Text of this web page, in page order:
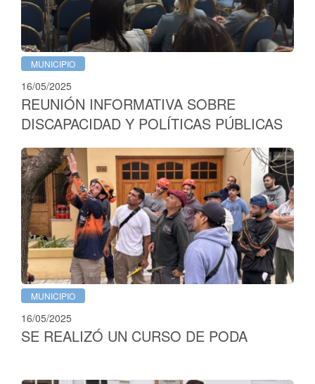
MUNICIPIO
16/05/2025
REUNIÓN INFORMATIVA SOBRE
DISCAPACIDAD Y POLÍTICAS PÚBLICAS
MUNICIPIO
16/05/2025
SE REALIZÓ UN CURSO DE PODA